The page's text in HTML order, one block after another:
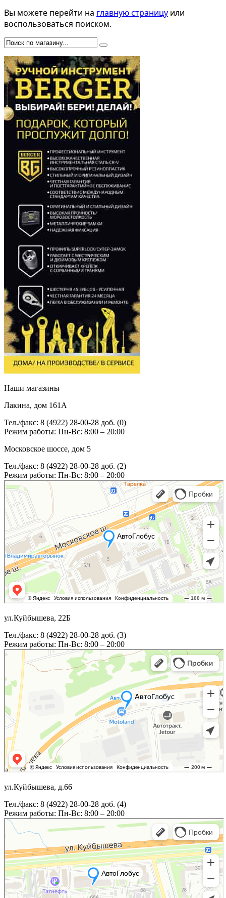
Вы можете перейти на главную страницу или
воспользоваться поиском.
Наши магазины
Лакина, дом 161А
Тел./факс: 8 (4922) 28-00-28 доб. (0)
Режим работы: Пн-Вс: 8:00 – 20:00
Московское шоссе, дом 5
Тел./факс: 8 (4922) 28-00-28 доб. (2)
Режим работы: Пн-Вс: 8:00 – 20:00
ул.Куйбышева, 22Б
Тел./факс: 8 (4922) 28-00-28 доб. (3)
Режим работы: Пн-Вс: 8:00 – 20:00
ул.Куйбышева, д.66
Тел./факс: 8 (4922) 28-00-28 доб. (4)
Режим работы: Пн-Вс: 8:00 – 20:00